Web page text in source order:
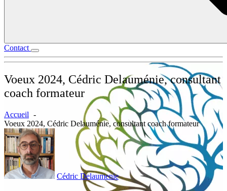
Contact
Voeux 2024, Cédric Delauménie, consultant
coach formateur
Accueil
Voeux 2024, Cédric Delauménie, consultant coach formateur
Cédric Delaumenie